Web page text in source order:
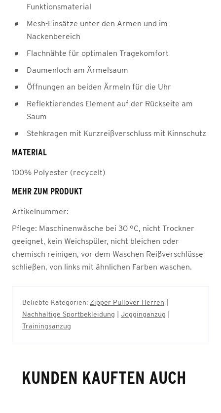
Funktionsmaterial
Mesh-Einsätze unter den Armen und im
Nackenbereich
Flachnähte für optimalen Tragekomfort
Daumenloch am Ärmelsaum
Öffnungen an beiden Ärmeln für die Uhr
Reflektierendes Element auf der Rückseite am
Saum
Stehkragen mit Kurzreißverschluss mit Kinnschutz
MATERIAL
100% Polyester (recycelt)
MEHR ZUM PRODUKT
Artikelnummer:
Pflege: Maschinenwäsche bei 30 °C, nicht Trockner
geeignet, kein Weichspüler, nicht bleichen oder
chemisch reinigen, vor dem Waschen Reißverschlüsse
schließen, von links mit ähnlichen Farben waschen.
Beliebte Kategorien: Zipper Pullover Herren
Nachhaltige Sportbekleidung
Jogginganzug
Trainingsanzug
KUNDEN KAUFTEN AUCH